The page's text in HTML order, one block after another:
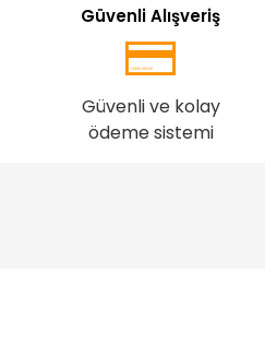
Güvenli Alışveriş
Güvenli ve kolay
ödeme sistemi